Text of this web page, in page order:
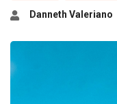
Danneth Valeriano